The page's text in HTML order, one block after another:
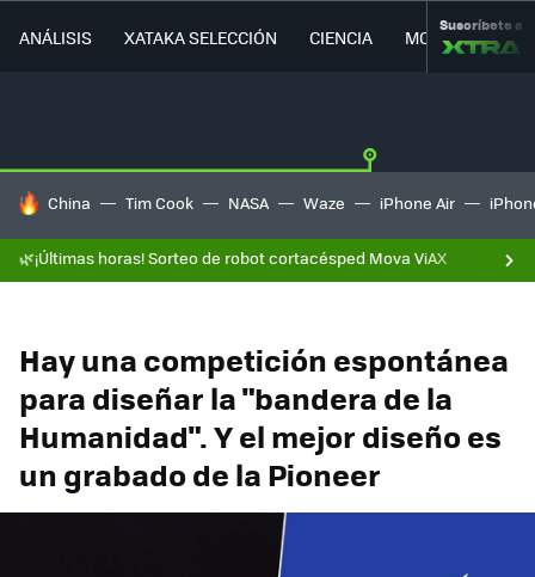
ANÁLISIS XATAKA SELECCIÓN CIENCIA MOVILIDAD
Suscríbete a
HOY SE HABLA DE
China Tim Cook NASA Waze iPhone Air
🌿¡Últimas horas! Sorteo de robot cortacésped Mova ViAX
Hay una competición espontánea
para diseñar la "bandera de la
Humanidad". Y el mejor diseño es
un grabado de la Pioneer